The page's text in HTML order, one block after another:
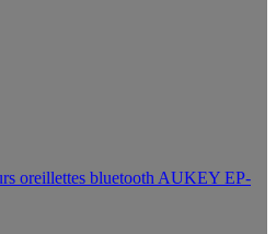
oreillettes bluetooth AUKEY EP-